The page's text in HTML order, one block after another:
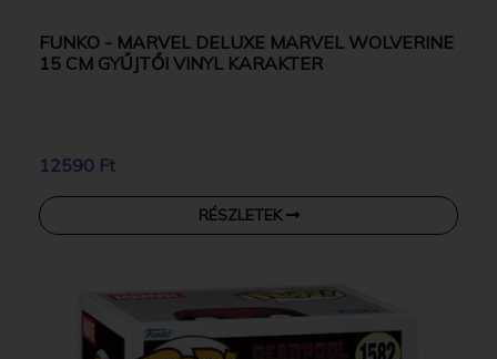
FUNKO - MARVEL DELUXE MARVEL WOLVERINE
15 CM GYŰJTŐI VINYL KARAKTER
12590 Ft
RÉSZLETEK